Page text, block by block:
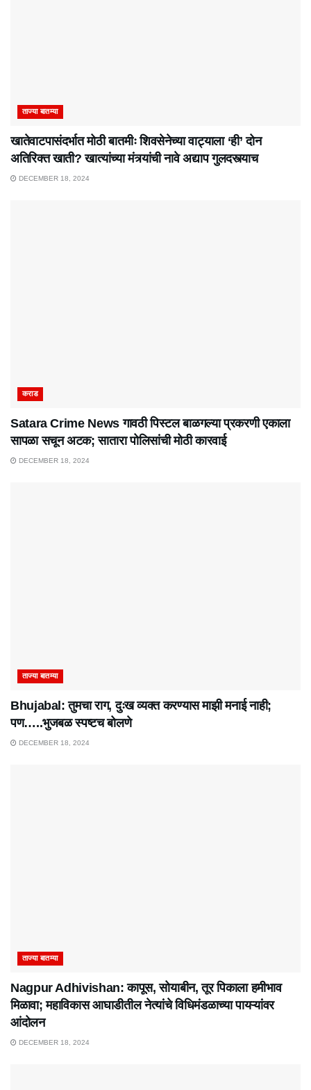
ताज्या बातम्या
खातेवाटपासंदर्भात मोठी बातमीः शिवसेनेच्या वाट्याला ‘ही’ दोन
अतिरिक्त खाती? खात्यांच्या मंत्र्यांची नावे अद्याप गुलदस्त्याच
DECEMBER 18, 2024
कराड
Satara Crime News गावठी पिस्टल बाळगल्या प्रकरणी एकाला
सापळा सचून अटक; सातारा पोलिसांची मोठी कारवाई
DECEMBER 18, 2024
ताज्या बातम्या
Bhujabal: तुमचा राग, दुःख व्यक्त करण्यास माझी मनाई नाही;
पण…..भुजबळ स्पष्टच बोलणे
DECEMBER 18, 2024
ताज्या बातम्या
Nagpur Adhivishan: कापूस, सोयाबीन, तूर पिकाला हमीभाव
मिळावा; महाविकास आघाडीतील नेत्यांचे विधिमंडळाच्या पायऱ्यांवर
आंदोलन
DECEMBER 18, 2024